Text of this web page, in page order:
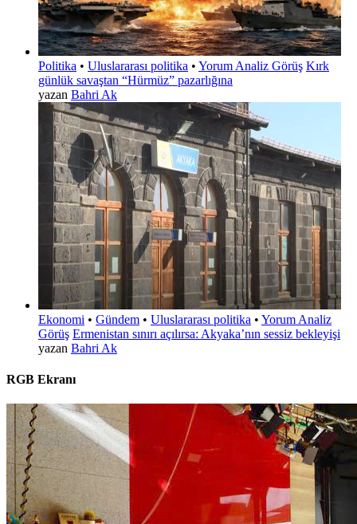
Politika • Uluslararası politika • Yorum Analiz Görüş Kırk
günlük savaştan “Hürmüz” pazarlığına
yazan Bahri Ak
Ekonomi • Gündem • Uluslararası politika • Yorum Analiz
Görüş Ermenistan sınırı açılırsa: Akyaka’nın sessiz bekleyişi
yazan Bahri Ak
RGB Ekranı